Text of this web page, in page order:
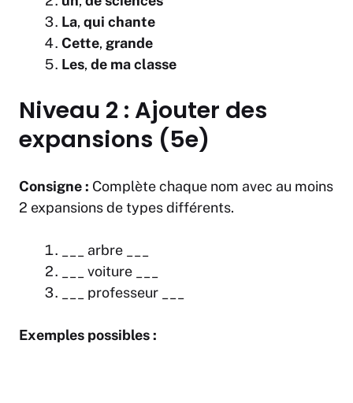
La, qui chante
Cette, grande
Les, de ma classe
Niveau 2 : Ajouter des
expansions (5e)
Consigne : Complète chaque nom avec au moins
2 expansions de types différents.
___ arbre ___
___ voiture ___
___ professeur ___
Exemples possibles :